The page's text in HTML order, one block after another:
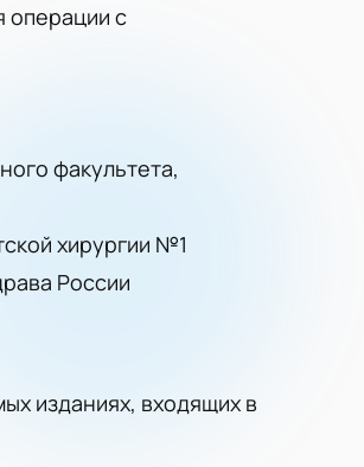
операции с
факультета,
хирургии №1
России
изданиях, входящих в